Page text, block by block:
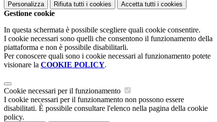
Personalizza Rifiuta tutti i cookies Accetta tutti i cookies
Gestione cookie
In questa schermata è possibile scegliere quali cookie consentire.
I cookie necessari sono quelli che consentono il funzionamento della
piattaforma e non è possibile disabilitarli.
Per conoscere quali sono i cookie necessari al funzionamento potete
visionare la COOKIE POLICY.
Cookie necessari per il funzionamento
I cookie necessari per il funzionamento non possono essere
disabilitati. È possibile consultare l'elenco nella pagina della cookie
policy.